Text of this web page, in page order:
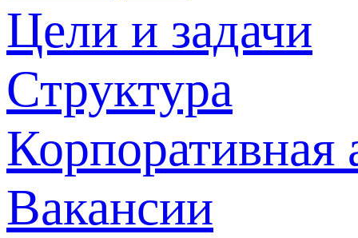
Цели и задачи
Структура
Корпоративная
Вакансии